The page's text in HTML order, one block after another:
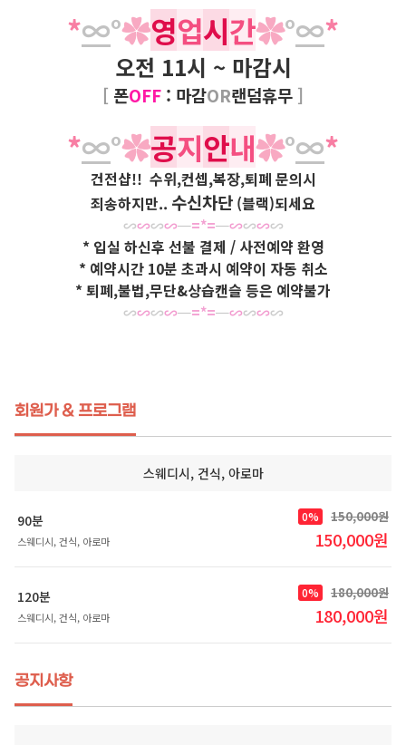
*∞°✿영업시간✿°​∞*
오전 11시 ~ 마감시
[ 폰OFF : 마감OR랜덤휴무 ]
*∞°✿공지안내✿°​∞*
건전샵!! 수위,컨셉,복장,퇴폐 문의시
죄송하지만.. 수신차단 (블랙)되세요
∽∽∽∽─=*=─∽∽∽∽
* 입실 하신후 선불 결제 / 사전예약 환영
* 예약시간 10분 초과시 예약이 자동 취소
* 퇴폐,불법,무단&상습캔슬 등은 예약불가
∽∽∽∽─=*=─∽∽∽∽
회원가 & 프로그램
스웨디시, 건식, 아로마
90분
스웨디시, 건식, 아로마
150,000원
0%
150,000원
120분
스웨디시, 건식, 아로마
180,000원
0%
180,000원
공지사항